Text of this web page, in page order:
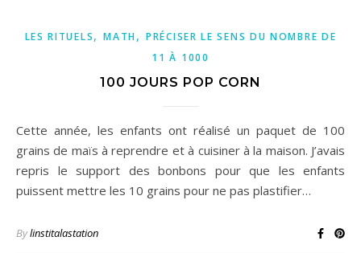
LES RITUELS,MATH,PRÉCISER LE SENS DU NOMBRE DE
11 À 1000
100 JOURS POP CORN
Cette année, les enfants ont réalisé un paquet de 100
grains de maïs à reprendre et à cuisiner à la maison. J’avais
repris le support des bonbons pour que les enfants
puissent mettre les 10 grains pour ne pas plastifier…
Bylinstitalastation